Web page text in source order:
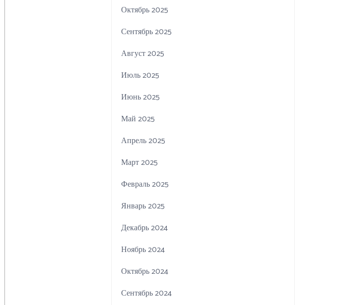
Октябрь 2025
Сентябрь 2025
Август 2025
Июль 2025
Июнь 2025
Май 2025
Апрель 2025
Март 2025
Февраль 2025
Январь 2025
Декабрь 2024
Ноябрь 2024
Октябрь 2024
Сентябрь 2024